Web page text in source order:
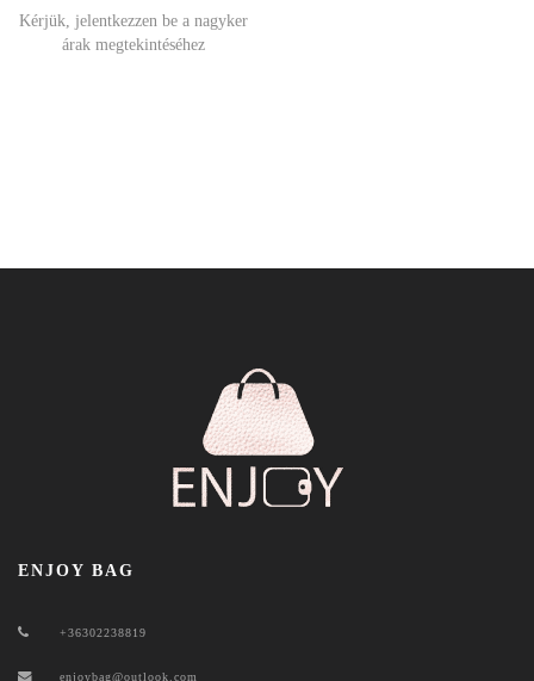
Kérjük, jelentkezzen be a nagyker
árak megtekintéséhez
ENJOY BAG
+36302238819
enjoybag@outlook.com